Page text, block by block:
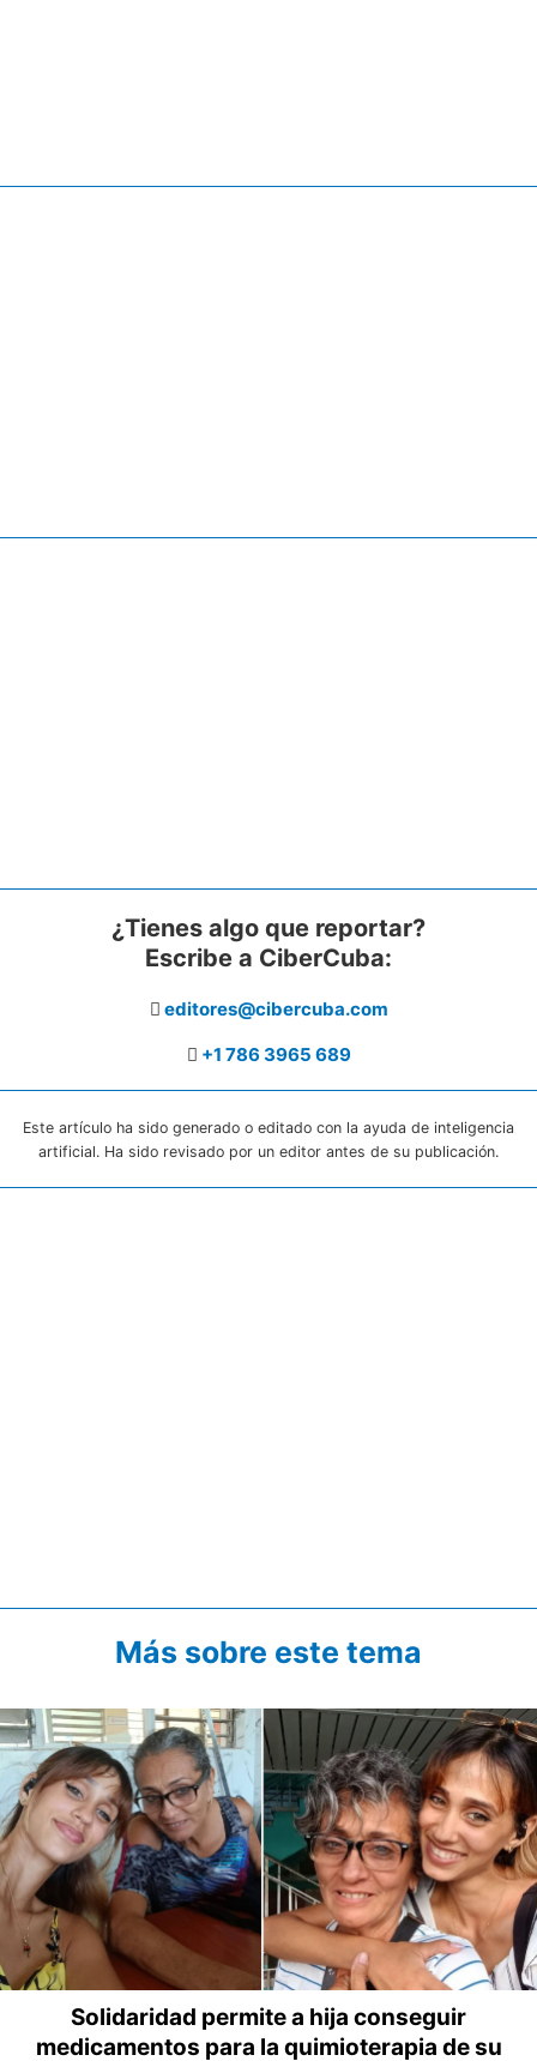
¿Tienes algo que reportar?
Escribe a CiberCuba:
editores@cibercuba.com
+1 786 3965 689
Este artículo ha sido generado o editado con la ayuda de inteligencia
artificial. Ha sido revisado por un editor antes de su publicación.
Más sobre este tema
Solidaridad permite a hija conseguir
medicamentos para la quimioterapia de su